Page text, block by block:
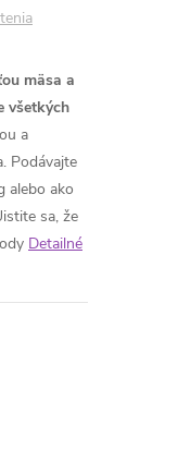
mäsa a
všetkých
a
Podávajte
alebo ako
sa, že
Detailné